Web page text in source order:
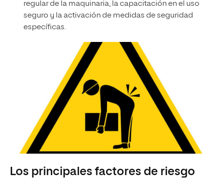
regular de la maquinaria, la capacitación en el uso
seguro y la activación de medidas de seguridad
específicas.
Los principales factores de riesgo